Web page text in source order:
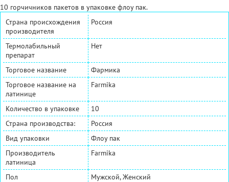
10 горчичников пакетов в упаковке флоу пак.
Страна происхождения
производителя
Россия
Термолабильный
препарат
Нет
Торговое название
Фармика
Торговое название на
латинице
Farmika
Количество в упаковке
10
Страна производства:
Россия
Вид упаковки
Флоу пак
Производитель
латиница
Farmika
Пол
Мужской, Женский